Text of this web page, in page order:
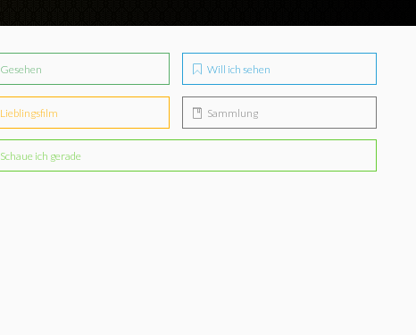
Gesehen Will ich sehen
Lieblingsfilm Sammlung
Schaue ich gerade